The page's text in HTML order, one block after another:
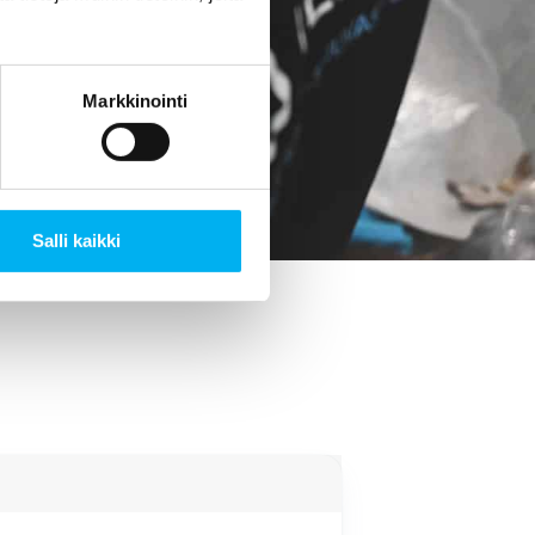
Markkinointi
Salli kaikki
on tae